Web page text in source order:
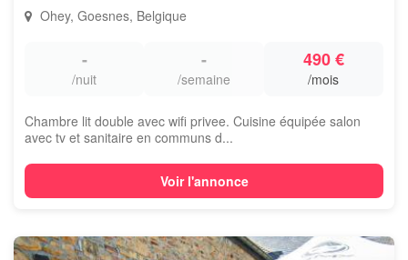
Ohey, Goesnes, Belgique
-
/nuit
-
/semaine
490 €
/mois
Chambre lit double avec wifi privee. Cuisine équipée salon
avec tv et sanitaire en communs d...
Voir l'annonce